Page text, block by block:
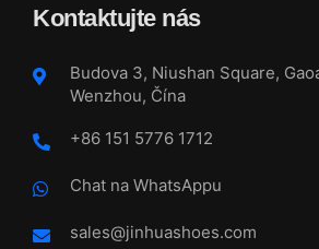
Kontaktujte nás
Budova 3, Niushan Square,
Wenzhou, Čína
+86 151 5776 1712
Chat na WhatsAppu
sales@jinhuashoes.com